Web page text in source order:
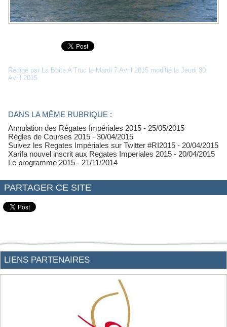
Rédigé par La Boite A Truc le Mardi 7 Avril 2015 modifié le Jeudi 30
Avril 2015
DANS LA MÊME RUBRIQUE :
Annulation des Régates Impériales 2015 - 25/05/2015
Règles de Courses 2015 - 30/04/2015
Suivez les Regates Impériales sur Twitter #RI2015 - 20/04/2015
Xarifa nouvel inscrit aux Regates Imperiales 2015 - 20/04/2015
Le programme 2015 - 21/11/2014
PARTAGER CE SITE
LIENS PARTENAIRES